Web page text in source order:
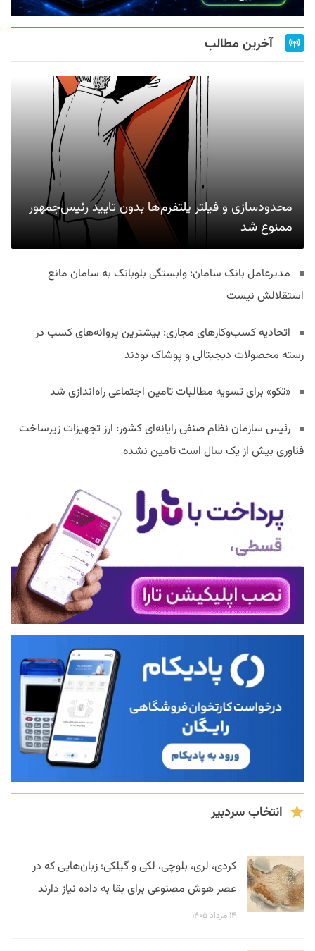
آخرین مطالب
محدودسازی و فیلتر پلتفرم‌ها بدون تایید رئیس‌جمهور
ممنوع شد
مدیرعامل بانک سامان: وابستگی بلوبانک به سامان مانع
استقلالش نیست
اتحادیه کسب‌وکارهای مجازی: بیشترین پروانه‌های کسب در
رسته محصولات دیجیتالی و پوشاک بودند
«تکو» برای تسویه مطالبات تامین اجتماعی راه‌اندازی شد
رئیس سازمان نظام صنفی رایانه‌ای کشور: ارز تجهیزات زیرساخت
فناوری بیش از یک سال است تامین نشده
انتخاب سردبیر
کردی، لری، بلوچی، لکی و گیلکی؛ زبان‌هایی که در
عصر هوش مصنوعی برای بقا به داده نیاز دارند
۱۴ مرداد ۱۴۰۵